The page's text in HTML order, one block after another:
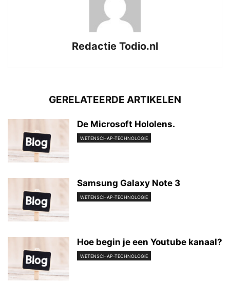
Redactie Todio.nl
GERELATEERDE ARTIKELEN
De Microsoft Hololens.
WETENSCHAP-TECHNOLOGIE
Samsung Galaxy Note 3
WETENSCHAP-TECHNOLOGIE
Hoe begin je een Youtube kanaal?
WETENSCHAP-TECHNOLOGIE